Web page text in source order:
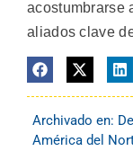
acostumbrarse
aliados clave
Archivado en:
América del